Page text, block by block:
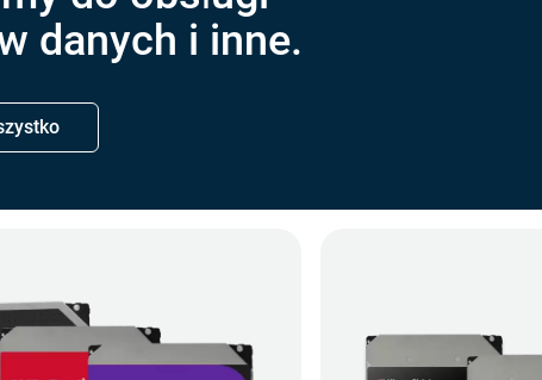
danych i inne.